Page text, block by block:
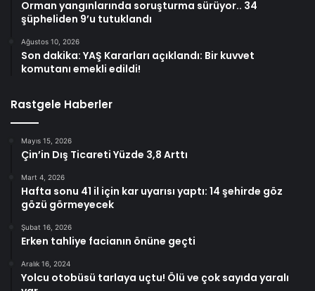
Orman yangınlarında soruşturma sürüyor.. 34
şüpheliden 9’u tutuklandı
Ağustos 10, 2026
Son dakika: YAŞ Kararları açıklandı: Bir kuvvet
komutanı emekli edildi!
Rastgele Haberler
Mayıs 15, 2026
Çin’in Dış Ticareti Yüzde 3,8 Arttı
Mart 4, 2026
Hafta sonu 41 il için kar uyarısı yaptı: 14 şehirde göz
gözü görmeyecek
Şubat 16, 2026
Erken tahliye facianın önüne geçti
Aralık 16, 2024
Yolcu otobüsü tarlaya uçtu! Ölü ve çok sayıda yaralı